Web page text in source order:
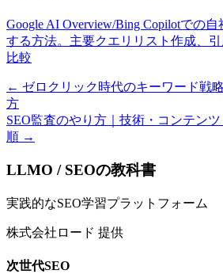
Google AI Overview/Bing Copilotでの
する方法。主要クエリリスト作成、
比較
← ゼロクリック時代のキーワード戦
方
SEO監査のやり方｜技術・コンテン
順 →
LLMO / SEOの教科書
実践的なSEO学習プラットフォーム
株式会社ロード 提供
次世代SEO